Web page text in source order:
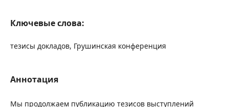
Ключевые слова:
тезисы докладов, Грушинская конференция
Аннотация
Мы продолжаем публикацию тезисов выступлений